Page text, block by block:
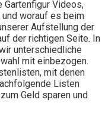
Gartenfigur Videos,
und worauf es beim
Aufstellung der
der richtigen Seite. In
unterschiedliche
mit einbezogen.
mit denen
Listen
Geld sparen und